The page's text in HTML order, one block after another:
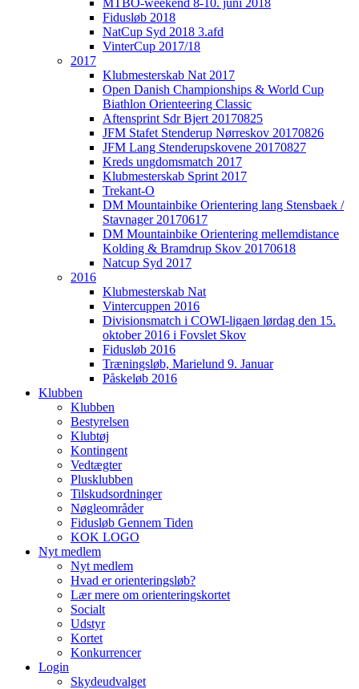
MTBO-weekend 8-10. juni 2018
Fidusløb 2018
NatCup Syd 2018 3.afd
VinterCup 2017/18
2017
Klubmesterskab Nat 2017
Open Danish Championships & World Cup
Biathlon Orienteering Classic
Aftensprint Sdr Bjert 20170825
JFM Stafet Stenderup Nørreskov 20170826
JFM Lang Stenderupskovene 20170827
Kreds ungdomsmatch 2017
Klubmesterskab Sprint 2017
Trekant-O
DM Mountainbike Orientering lang Stensbaek /
Stavnager 20170617
DM Mountainbike Orientering mellemdistance
Kolding & Bramdrup Skov 20170618
Natcup Syd 2017
2016
Klubmesterskab Nat
Vintercuppen 2016
Divisionsmatch i COWI-ligaen lørdag den 15.
oktober 2016 i Fovslet Skov
Fidusløb 2016
Træningsløb, Marielund 9. Januar
Påskeløb 2016
Klubben
Klubben
Bestyrelsen
Klubtøj
Kontingent
Vedtægter
Plusklubben
Tilskudsordninger
Nøgleområder
Fidusløb Gennem Tiden
KOK LOGO
Nyt medlem
Nyt medlem
Hvad er orienteringsløb?
Lær mere om orienteringskortet
Socialt
Udstyr
Kortet
Konkurrencer
Login
Skydeudvalget